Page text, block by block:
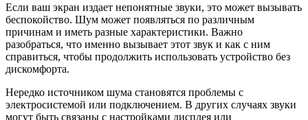
Если ваш экран издает непонятные звуки, это может вызывать
беспокойство. Шум может появляться по различным
причинам и иметь разные характеристики. Важно
разобраться, что именно вызывает этот звук и как с ним
справиться, чтобы продолжить использовать устройство без
дискомфорта.
Нередко источником шума становятся проблемы с
электросистемой или подключением. В других случаях звуки
могут быть связаны с настройками дисплея или